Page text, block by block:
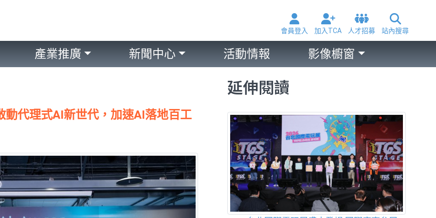
會員登入 加入TCA 人才招募 站內搜尋
產業推廣 新聞中心 活動情報 影像櫥窗
代理式AI新世代，加速AI落地百工
延伸閱讀